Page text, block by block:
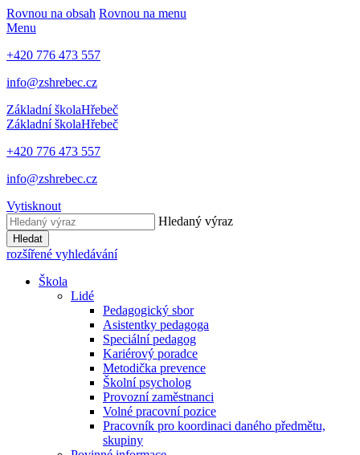
Rovnou na obsah Rovnou na menu
Menu
+420 776 473 557
info@zshrebec.cz
Základní školaHřebeč
Základní školaHřebeč
+420 776 473 557
info@zshrebec.cz
Vytisknout
Hledaný výraz
Hledat
rozšířené vyhledávání
Škola
Lidé
Pedagogický sbor
Asistentky pedagoga
Speciální pedagog
Kariérový poradce
Metodička prevence
Školní psycholog
Provozní zaměstnanci
Volné pracovní pozice
Pracovník pro koordinaci daného předmětu,
skupiny